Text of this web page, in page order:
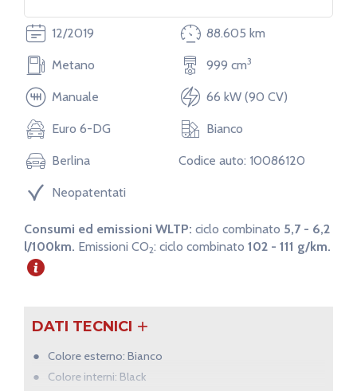
178 cm
406 cm
12/2019 88.605 km
Metano 999 cm3
Manuale 66 kW (90 CV)
Euro 6-DG Bianco
Berlina Codice auto: 10086120
Neopatentati
Consumi ed emissioni WLTP: ciclo combinato 5,7 - 6,2
l/100km. Emissioni CO2: ciclo combinato 102 - 111 g/km.
DATI TECNICI
Colore esterno: Bianco
Colore interni: Black